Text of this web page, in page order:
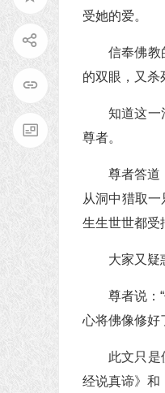
受她的爱。
信奉佛教
的双眼，又杀
知道这一
尊者。
尊者答道
从洞中猎取
生生世世都受
大家又疑
尊者说：
心将佛像修好
此文只是
经说真谛》和